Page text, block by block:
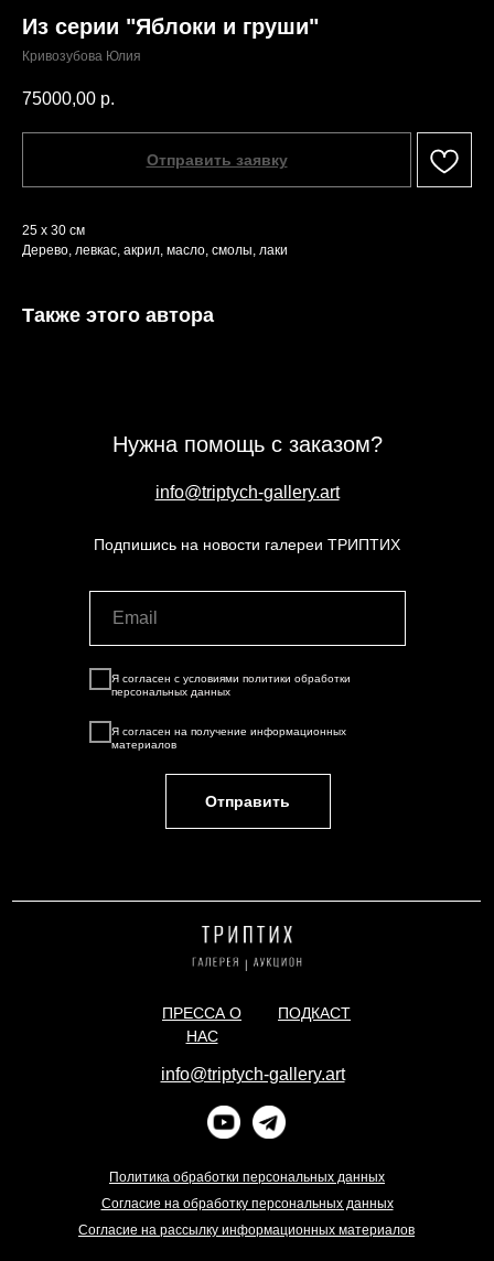
Из серии "Яблоки и груши"
Кривозубова Юлия
75000,00 р.
Отправить заявку
25 х 30 см
Дерево, левкас, акрил, масло, смолы, лаки
Также этого автора
Нужна помощь с заказом?
info@triptych-gallery.art
Подпишись на новости галереи ТРИПТИХ
Я согласен с условиями политики обработки
персональных данных
Я согласен на получение информационных
материалов
Отправить
Политика обработки персональных данных
Согласие на обработку персональных данных
Согласие на рассылку информационных материалов
info@triptych-gallery.art
ПРЕССА О
НАС
ПОДКАСТ